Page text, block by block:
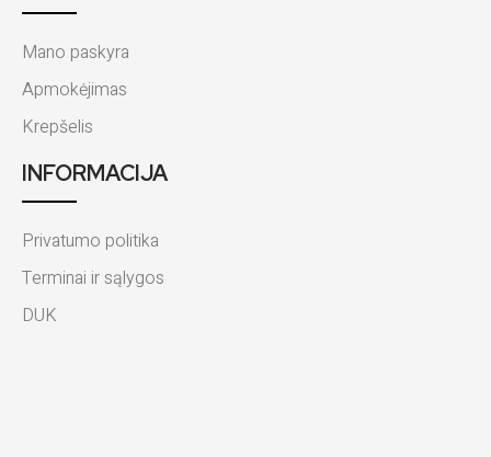
Mano paskyra
Apmokėjimas
Krepšelis
INFORMACIJA
Privatumo politika
Terminai ir sąlygos
DUK